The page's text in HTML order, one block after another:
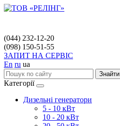
(044) 232-12-20
(098) 150-51-55
ЗАПИТ НА СЕРВІС
En ru ua
Знайти
Категорії
Дизельні генератори
5 - 10 кВт
10 - 20 кВт